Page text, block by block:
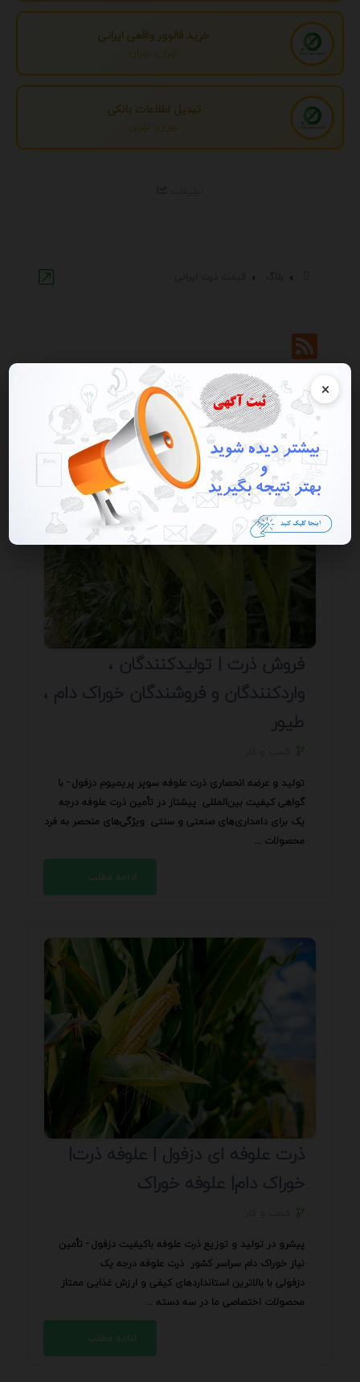
خرید فالوور واقعی ایرانی
تهران، تهران
تبدیل اطلاعات بانکی
تهران، تهران
×
نتایج جستجو برای برچسب"قیمت ذرت
ایرانی"
فروش ذرت | تولیدکنندگان ،
واردکنندگان و فروشندگان خوراک دام ،
طیور
تولید و عرضه انحصاری ذرت علوفه سوپر پریمیوم دزفول - با
گواهی کیفیت بین‌المللی پیشتاز در تأمین ذرت علوفه درجه
یک برای دامداری‌های صنعتی و سنتی ویژگی‌های منحصر به فرد
محصولات ...
ادامه مطلب
ذرت علوفه ای دزفول | علوفه ذرت|
خوراک دام| علوفه خوراک
پیشرو در تولید و توزیع ذرت علوفه باکیفیت دزفول - تأمین
نیاز خوراک دام سراسر کشور ذرت علوفه درجه یک
دزفولی با بالاترین استانداردهای کیفی و ارزش غذایی ممتاز
محصولات اختصاصی ما در سه دسته ...
ادامه مطلب